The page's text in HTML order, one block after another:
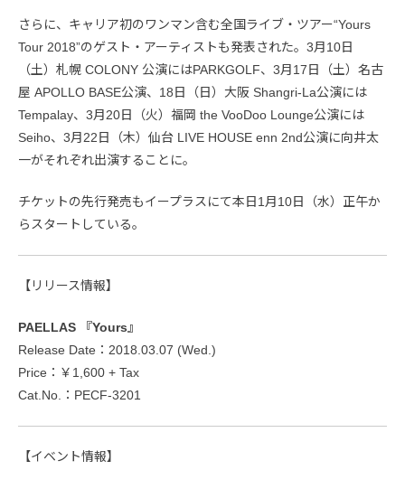
さらに、キャリア初のワンマン含む全国ライブ・ツアー“Yours
Tour 2018”のゲスト・アーティストも発表された。3月10日
（土）札幌 COLONY 公演にはPARKGOLF、3月17日（土）名古
屋 APOLLO BASE公演、18日（日）大阪 Shangri-La公演には
Tempalay、3月20日（火）福岡 the VooDoo Lounge公演には
Seiho、3月22日（木）仙台 LIVE HOUSE enn 2nd公演に向井太
一がそれぞれ出演することに。
チケットの先行発売もイープラスにて本日1月10日（水）正午か
らスタートしている。
【リリース情報】
PAELLAS 『Yours』
Release Date：2018.03.07 (Wed.)
Price：￥1,600 + Tax
Cat.No.：PECF-3201
【イベント情報】